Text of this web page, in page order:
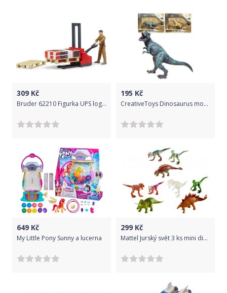
309 Kč
Bruder 62210 Figurka UPS logistik
195 Kč
CreativeToys Dinosaurus model 8 typů 24cm
649 Kč
My Little Pony Sunny a lucerna
299 Kč
Mattel Jurský svět 3 ks mini dino